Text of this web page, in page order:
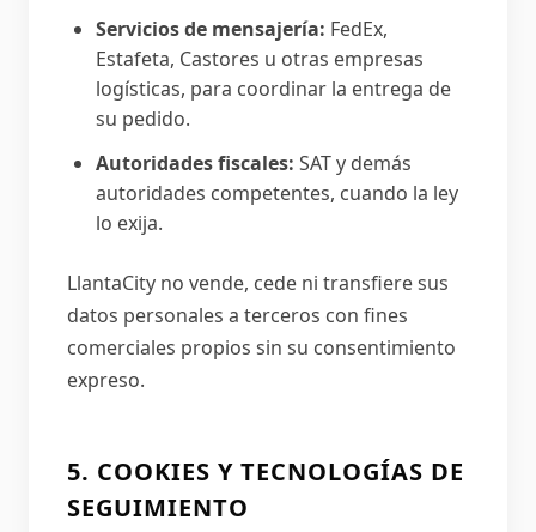
Servicios de mensajería: FedEx,
Estafeta, Castores u otras empresas
logísticas, para coordinar la entrega de
su pedido.
Autoridades fiscales: SAT y demás
autoridades competentes, cuando la ley
lo exija.
LlantaCity no vende, cede ni transfiere sus
datos personales a terceros con fines
comerciales propios sin su consentimiento
expreso.
5. COOKIES Y TECNOLOGÍAS DE
SEGUIMIENTO